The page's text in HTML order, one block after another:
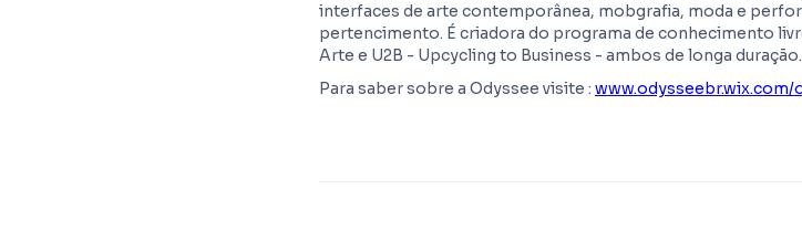
interfaces de arte contemporânea, mobgrafia, moda e
pertencimento. É criadora do programa de conhecimento
Arte e U2B - Upcycling to Business - ambos de longa duração.
Para saber sobre a Odyssee visite : www.odysseebr.wix.com/